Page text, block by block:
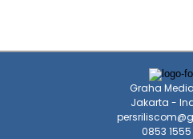
Graha
Jakarta -
0853